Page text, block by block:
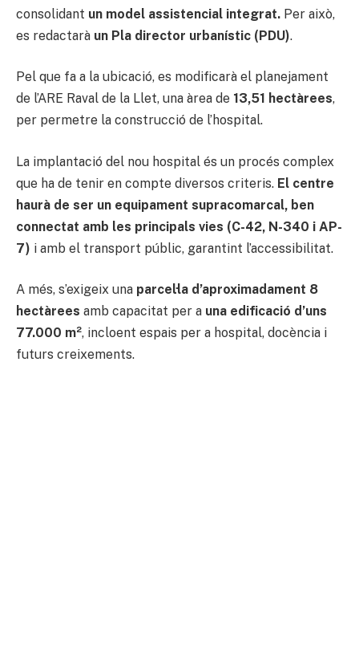
consolidant un model assistencial integrat. Per això,
es redactarà un Pla director urbanístic (PDU).
Pel que fa a la ubicació, es modificarà el planejament
de l’ARE Raval de la Llet, una àrea de 13,51 hectàrees,
per permetre la construcció de l’hospital.
La implantació del nou hospital és un procés complex
que ha de tenir en compte diversos criteris. El centre
haurà de ser un equipament supracomarcal, ben
connectat amb les principals vies (C-42, N-340 i AP-
7) i amb el transport públic, garantint l’accessibilitat.
A més, s’exigeix una parcel·la d’aproximadament 8
hectàrees amb capacitat per a una edificació d’uns
77.000 m², incloent espais per a hospital, docència i
futurs creixements.